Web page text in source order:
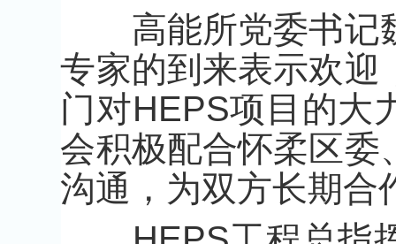
高能所党委书记
专家的到来表示欢迎
门对HEPS项目的大
会积极配合怀柔区委
沟通，为双方长期合